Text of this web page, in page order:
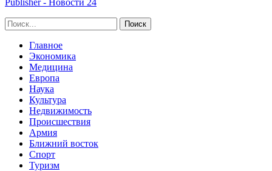
Publisher - Новости 24
Главное
Экономика
Медицина
Европа
Наука
Культура
Недвижимость
Происшествия
Армия
Ближний восток
Спорт
Туризм